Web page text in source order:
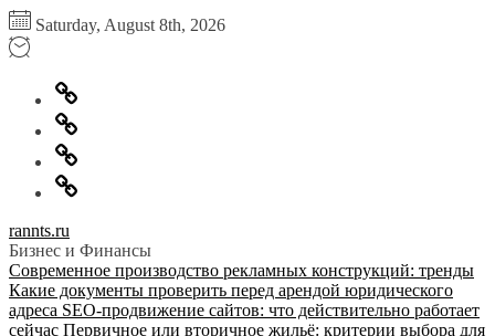
Перейти
к
содержимому
Saturday, August 8th, 2026
Главная
Информация
для
правообладателей
Обратная
связь
Политика
конфиденциальности
rannts.ru
Бизнес и Финансы
Современное производство рекламных конструкций: тренды
Какие документы проверить перед арендой юридического
адреса SEO-продвижение сайтов: что действительно работает
сейчас Первичное или вторичное жильё: критерии выбора для